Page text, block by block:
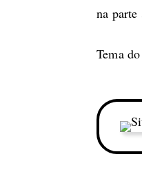
na
Tema